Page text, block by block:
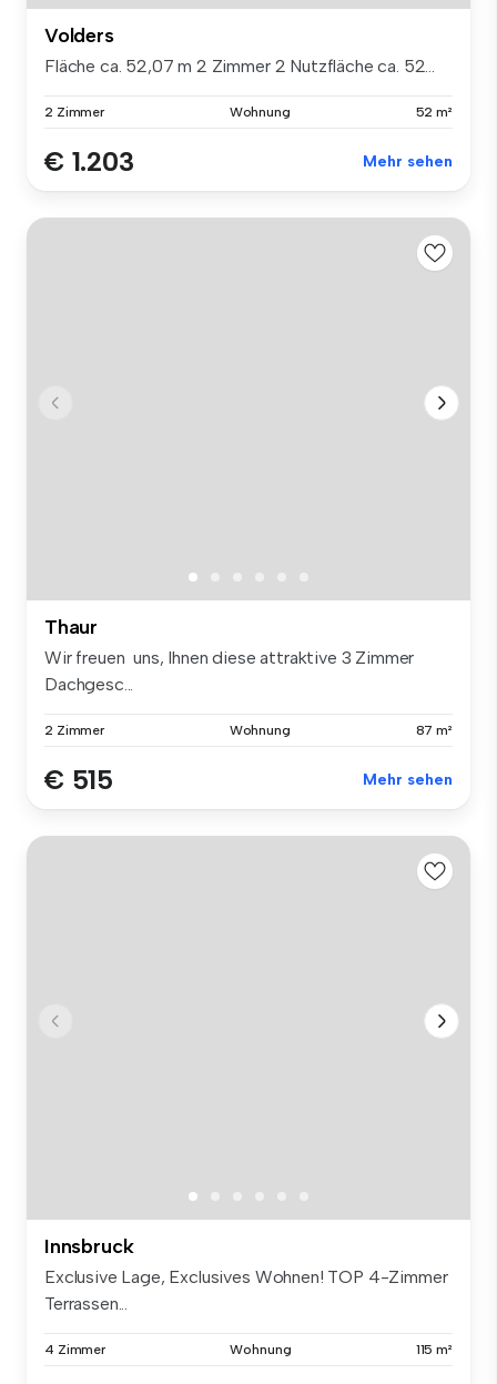
Volders
Fläche ca. 52,07 m 2 Zimmer 2 Nutzfläche ca. 52...
2 Zimmer Wohnung 52 m²
€ 1.203 Mehr sehen
Thaur
Wir freuen uns, Ihnen diese attraktive 3 Zimmer
Dachgesc...
2 Zimmer Wohnung 87 m²
€ 515 Mehr sehen
Innsbruck
Exclusive Lage, Exclusives Wohnen! TOP 4-Zimmer
Terrassen...
4 Zimmer Wohnung 115 m²